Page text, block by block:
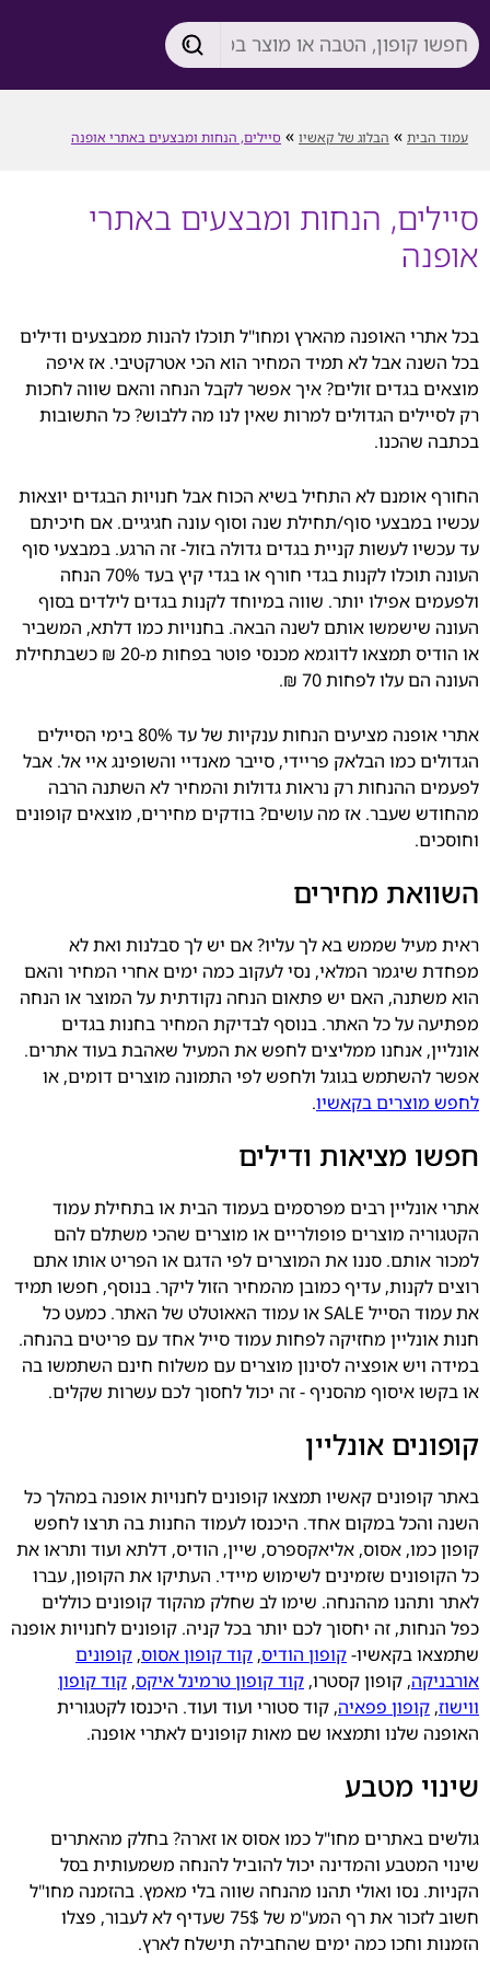
עמוד הבית » הבלוג של קאשיו » סיילים, הנחות ומבצעים באתרי אופנה
סיילים, הנחות ומבצעים באתרי
אופנה
בכל אתרי האופנה מהארץ ומחו"ל תוכלו להנות ממבצעים ודילים
בכל השנה אבל לא תמיד המחיר הוא הכי אטרקטיבי. אז איפה
מוצאים בגדים זולים? איך אפשר לקבל הנחה והאם שווה לחכות
רק לסיילים הגדולים למרות שאין לנו מה ללבוש? כל התשובות
בכתבה שהכנו.
החורף אומנם לא התחיל בשיא הכוח אבל חנויות הבגדים יוצאות
עכשיו במבצעי סוף/תחילת שנה וסוף עונה חגיגיים. אם חיכיתם
עד עכשיו לעשות קניית בגדים גדולה בזול- זה הרגע. במבצעי סוף
העונה תוכלו לקנות בגדי חורף או בגדי קיץ בעד 70% הנחה
ולפעמים אפילו יותר. שווה במיוחד לקנות בגדים לילדים בסוף
העונה שישמשו אותם לשנה הבאה. בחנויות כמו דלתא, המשביר
או הודיס תמצאו לדוגמא מכנסי פוטר בפחות מ-20 ₪ כשבתחילת
העונה הם עלו לפחות 70 ₪.
אתרי אופנה מציעים הנחות ענקיות של עד 80% בימי הסיילים
הגדולים כמו הבלאק פריידי, סייבר מאנדיי והשופינג איי אל. אבל
לפעמים ההנחות רק נראות גדולות והמחיר לא השתנה הרבה
מהחודש שעבר. אז מה עושים? בודקים מחירים, מוצאים קופונים
וחוסכים.
השוואת מחירים
ראית מעיל שממש בא לך עליו? אם יש לך סבלנות ואת לא
מפחדת שיגמר המלאי, נסי לעקוב כמה ימים אחרי המחיר והאם
הוא משתנה, האם יש פתאום הנחה נקודתית על המוצר או הנחה
מפתיעה על כל האתר. בנוסף לבדיקת המחיר בחנות בגדים
אונליין, אנחנו ממליצים לחפש את המעיל שאהבת בעוד אתרים.
אפשר להשתמש בגוגל ולחפש לפי התמונה מוצרים דומים, או
לחפש מוצרים בקאשיו.
חפשו מציאות ודילים
אתרי אונליין רבים מפרסמים בעמוד הבית או בתחילת עמוד
הקטגוריה מוצרים פופולריים או מוצרים שהכי משתלם להם
למכור אותם. סננו את המוצרים לפי הדגם או הפריט אותו אתם
רוצים לקנות, עדיף כמובן מהמחיר הזול ליקר. בנוסף, חפשו תמיד
את עמוד הסייל SALE או עמוד האאוטלט של האתר. כמעט כל
חנות אונליין מחזיקה לפחות עמוד סייל אחד עם פריטים בהנחה.
במידה ויש אופציה לסינון מוצרים עם משלוח חינם השתמשו בה
או בקשו איסוף מהסניף - זה יכול לחסוך לכם עשרות שקלים.
קופונים אונליין
באתר קופונים קאשיו תמצאו קופונים לחנויות אופנה במהלך כל
השנה והכל במקום אחד. היכנסו לעמוד החנות בה תרצו לחפש
קופון כמו, אסוס, אליאקספרס, שיין, הודיס, דלתא ועוד ותראו את
כל הקופונים שזמינים לשימוש מיידי. העתיקו את הקופון, עברו
לאתר ותהנו מההנחה. שימו לב שחלק מהקוד קופונים כוללים
כפל הנחות, זה יחסוך לכם יותר בכל קניה. קופונים לחנויות אופנה
שתמצאו בקאשיו-קופון הודיס, קוד קופון אסוס, קופונים
אורבניקה, קופון קסטרו, קוד קופון טרמינל איקס, קוד קופון
ווישוז, קופון פפאיה, קוד סטורי ועוד ועוד. היכנסו לקטגורית
האופנה שלנו ותמצאו שם מאות קופונים לאתרי אופנה.
שינוי מטבע
גולשים באתרים מחו"ל כמו אסוס או זארה? בחלק מהאתרים
שינוי המטבע והמדינה יכול להוביל להנחה משמעותית בסל
הקניות. נסו ואולי תהנו מהנחה שווה בלי מאמץ. בהזמנה מחו"ל
חשוב לזכור את רף המע"מ של 75$ שעדיף לא לעבור, פצלו
הזמנות וחכו כמה ימים שהחבילה תישלח לארץ.